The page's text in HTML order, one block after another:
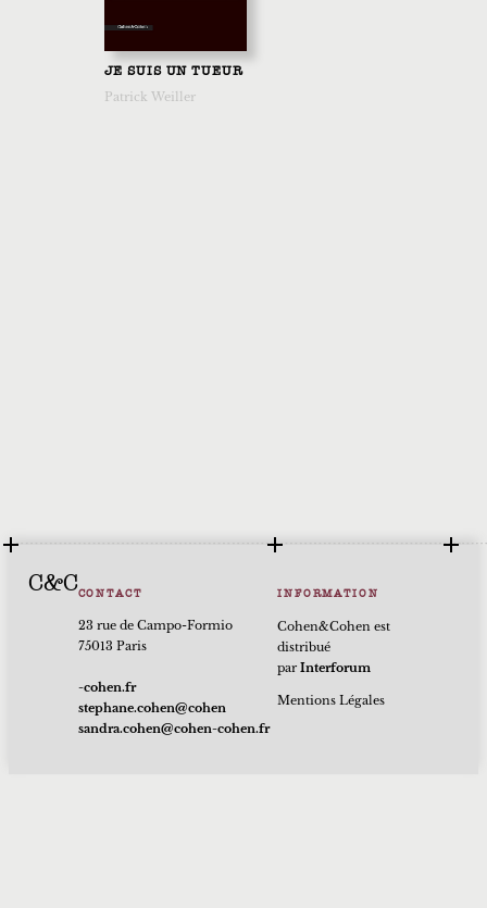
JE SUIS UN TUEUR
Patrick Weiller
C&CCONTACT
23 rue de Campo-Formio
75013 Paris
rf.nehoc-
nehoc@nehoc.enahpets
rf.nehoc-nehoc@nehoc.ardnas
INFORMATION
Cohen&Cohen est
distribué
parInterforum
Mentions Légales